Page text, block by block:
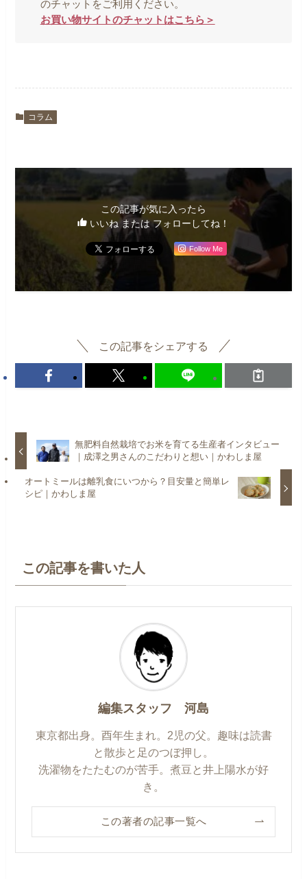
のチャットをご利用ください。
お買い物サイトのチャットはこちら＞
コラム
この記事が気に入ったら
いいね または フォローしてね！
Follow Me
この記事をシェアする
無肥料自然栽培でお米を育てる生産者インタビュー
｜成澤之男さんのこだわりと想い｜かわしま屋
オートミールは離乳食にいつから？目安量と簡単レ
シピ｜かわしま屋
この記事を書いた人
編集スタッフ 河島
東京都出身。酉年生まれ。2児の父。趣味は読書
と散歩と足のつぼ押し。
洗濯物をたたむのが苦手。煮豆と井上陽水が好
き。
この著者の記事一覧へ